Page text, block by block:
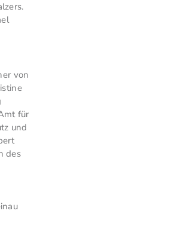
von
für
und
des